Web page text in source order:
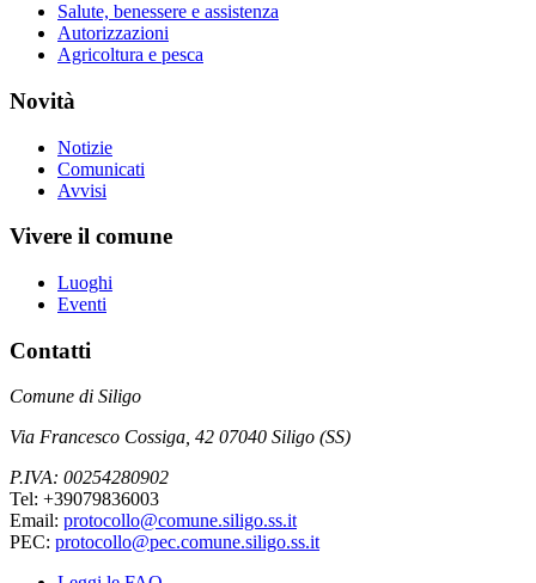
Salute, benessere e assistenza
Autorizzazioni
Agricoltura e pesca
Novità
Notizie
Comunicati
Avvisi
Vivere il comune
Luoghi
Eventi
Contatti
Comune di Siligo
Via Francesco Cossiga, 42 07040 Siligo (SS)
P.IVA: 00254280902
Tel: +39079836003
Email: protocollo@comune.siligo.ss.it
PEC: protocollo@pec.comune.siligo.ss.it